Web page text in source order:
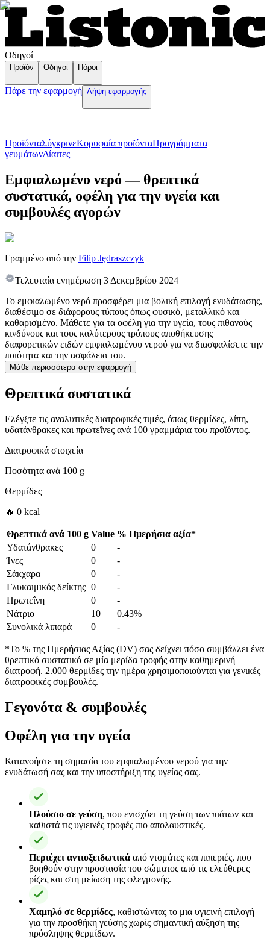
Οδηγοί
Προϊόν Οδηγοί Πόροι
Πάρε την εφαρμογή Λήψη εφαρμογής
ΠροϊόνταΣύγκρινεΚορυφαία προϊόνταПρογράμματα
γευμάτωνΔίαιτες
Εμφιαλωμένο νερό — θρεπτικά
συστατικά, οφέλη για την υγεία και
συμβουλές αγορών
Γραμμένο από την Filip Jędraszczyk
Τελευταία ενημέρωση 3 Δεκεμβρίου 2024
Το εμφιαλωμένο νερό προσφέρει μια βολική επιλογή ενυδάτωσης,
διαθέσιμο σε διάφορους τύπους όπως φυσικό, μεταλλικό και
καθαρισμένο. Μάθετε για τα οφέλη για την υγεία, τους πιθανούς
κινδύνους και τους καλύτερους τρόπους αποθήκευσης
διαφορετικών ειδών εμφιαλωμένου νερού για να διασφαλίσετε την
ποιότητα και την ασφάλεια του.
Μάθε περισσότερα στην εφαρμογή
Θρεπτικά συστατικά
Ελέγξτε τις αναλυτικές διατροφικές τιμές, όπως θερμίδες, λίπη,
υδατάνθρακες και πρωτεΐνες ανά 100 γραμμάρια του προϊόντος.
Διατροφικά στοιχεία
Ποσότητα ανά 100 g
Θερμίδες
🔥 0 kcal
Θρεπτικά ανά 100 g Value % Ημερήσια αξία*
Υδατάνθρακες
0
-
Ίνες
0
-
Σάκχαρα
0
-
Γλυκαιμικός δείκτης 0
-
Πρωτεΐνη
0
-
Νάτριο
10
0.43%
Συνολικά λιπαρά
0 -
*Το % της Ημερήσιας Αξίας (DV) σας δείχνει πόσο συμβάλλει ένα
θρεπτικό συστατικό σε μία μερίδα τροφής στην καθημερινή
διατροφή. 2.000 θερμίδες την ημέρα χρησιμοποιούνται για γενικές
διατροφικές συμβουλές.
Γεγονότα & συμβουλές
Οφέλη για την υγεία
Κατανοήστε τη σημασία του εμφιαλωμένου νερού για την
ενυδάτωσή σας και την υποστήριξη της υγείας σας.
Πλούσιο σε γεύση, που ενισχύει τη γεύση των πιάτων και
καθιστά τις υγιεινές τροφές πιο απολαυστικές.
Περιέχει αντιοξειδωτικά από ντομάτες και πιπεριές, που
βοηθούν στην προστασία του σώματος από τις ελεύθερες
ρίζες και στη μείωση της φλεγμονής.
Χαμηλό σε θερμίδες, καθιστώντας το μια υγιεινή επιλογή
για την προσθήκη γεύσης χωρίς σημαντική αύξηση της
πρόσληψης θερμίδων.